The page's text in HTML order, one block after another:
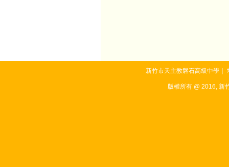
新竹市天主教磐石高級中學｜
版權所有 @ 2016, 新